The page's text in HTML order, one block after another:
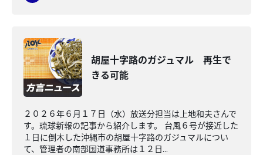
胡屋十字路のガジュマル 再生で
きる可能
２０２６年６月１７日（水）放送分担当は上地和夫さんで
す。琉球新報の記事から紹介します。 台風６号が接近した
１日に倒木した沖縄市の胡屋十字路のガジュマルについ
て、管理者の南部国道事務所は１２日...